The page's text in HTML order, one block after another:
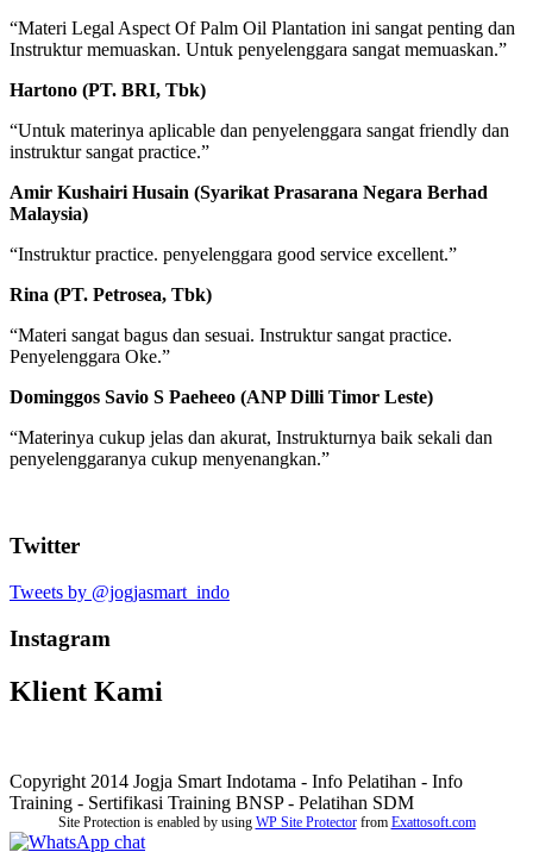
“Materi Legal Aspect Of Palm Oil Plantation ini sangat penting dan
Instruktur memuaskan. Untuk penyelenggara sangat memuaskan.”
Hartono (PT. BRI, Tbk)
“Untuk materinya aplicable dan penyelenggara sangat friendly dan
instruktur sangat practice.”
Amir Kushairi Husain (Syarikat Prasarana Negara Berhad
Malaysia)
“Instruktur practice. penyelenggara good service excellent.”
Rina (PT. Petrosea, Tbk)
“Materi sangat bagus dan sesuai. Instruktur sangat practice.
Penyelenggara Oke.”
Dominggos Savio S Paeheeo (ANP Dilli Timor Leste)
“Materinya cukup jelas dan akurat, Instrukturnya baik sekali dan
penyelenggaranya cukup menyenangkan.”
Twitter
Tweets by @jogjasmart_indo
Instagram
Klient Kami
Copyright 2014 Jogja Smart Indotama - Info Pelatihan - Info
Training - Sertifikasi Training BNSP - Pelatihan SDM
Site Protection is enabled by using WP Site Protectorfrom Exattosoft.com